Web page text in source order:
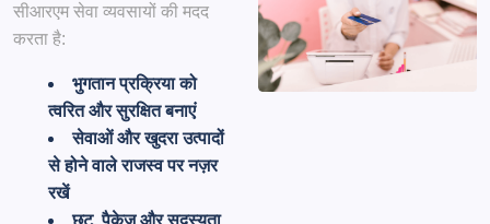
सीआरएम सेवा व्यवसायों की मदद
करता है:
भुगतान प्रक्रिया को
त्वरित और सुरक्षित बनाएं
सेवाओं और खुदरा उत्पादों
से होने वाले राजस्व पर नज़र
रखें